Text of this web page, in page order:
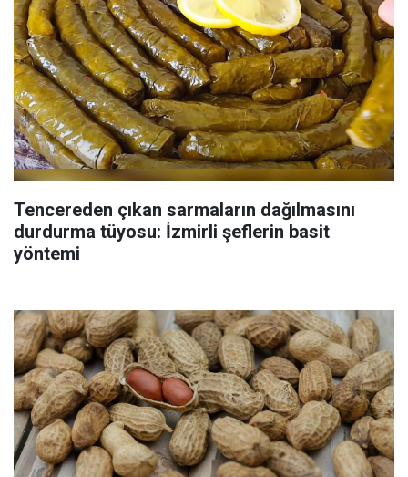
Tencereden çıkan sarmaların dağılmasını
durdurma tüyosu: İzmirli şeflerin basit
yöntemi